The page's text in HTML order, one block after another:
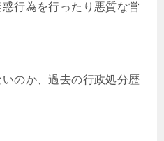
行為を行ったり悪質な営
のか、過去の行政処分歴